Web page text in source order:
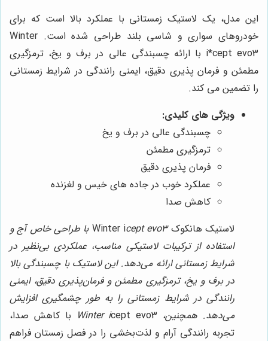
این مدل، یک لاستیک زمستانی با عملکرد بالا است که برای
خودروهای سواری و شاسی بلند طراحی شده است. Winter
i*cept evo3 با ارائه چسبندگی عالی در برف و یخ، ترمزگیری
مطمئن و فرمان پذیری دقیق، ایمنی رانندگی در شرایط زمستانی
را تضمین می کند.
ویژگی های کلیدی:
چسبندگی عالی در برف و یخ
ترمزگیری مطمئن
فرمان پذیری دقیق
عملکرد خوب در جاده های خیس و لغزنده
کاهش صدا
لاستیک هانکوک Winter i
cept evo3 با طراحی خاص آج و
استفاده از ترکیبات لاستیکی مناسب، عملکردی بی‌نظیر در
شرایط زمستانی ارائه می‌دهد. این لاستیک با چسبندگی بالا
در برف و یخ، ترمزگیری مطمئن و فرمان‌پذیری دقیق، ایمنی
رانندگی در شرایط زمستانی را به طور چشمگیری افزایش
می‌دهد. همچنین، Winter i
cept evo3 با کاهش صدا،
تجربه رانندگی آرام و لذت‌بخشی را در فصل زمستان فراهم